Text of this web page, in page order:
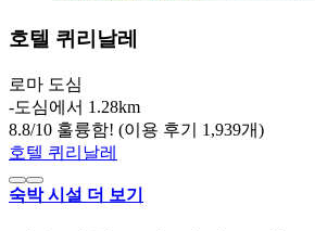
호텔 퀴리날레
로마 도심
‐도심에서 1.28km
8.8/10 훌륭함! (이용 후기 1,939개)
호텔 퀴리날레
숙박 시설 더 보기